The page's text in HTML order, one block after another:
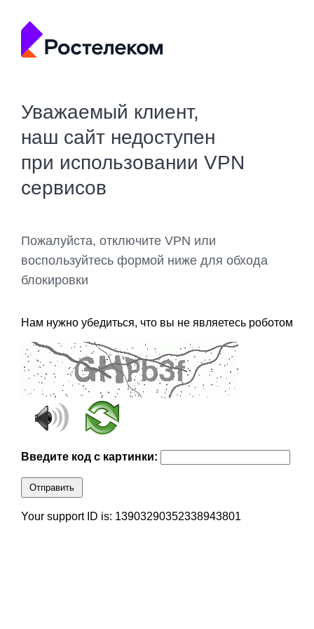
Уважаемый клиент,
наш сайт недоступен
при использовании VPN
сервисов
Пожалуйста, отключите VPN или
воспользуйтесь формой ниже для обхода
блокировки
Нам нужно убедиться, что вы не являетесь роботом
Введите код с картинки:
Отправить
Your support ID is: 13903290352338943801